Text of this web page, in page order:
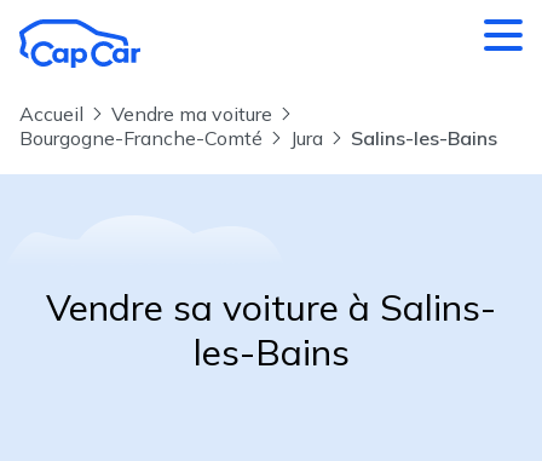
Accueil
Vendre ma voiture
Bourgogne-Franche-Comté
Jura Salins-les-Bains
Vendre sa voiture à Salins-
les-Bains